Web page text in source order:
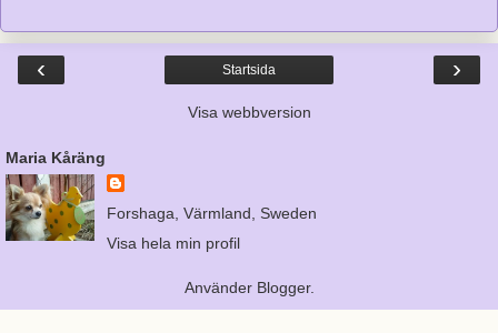
‹ ›
Startsida
Visa webbversion
Maria Kåräng
Forshaga, Värmland, Sweden
Visa hela min profil
Använder Blogger.